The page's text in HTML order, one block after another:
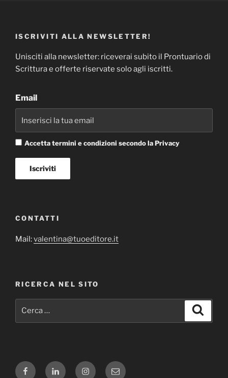
ISCRIVITI ALLA NEWSLETTER!
Unisciti alla newsletter: riceverai subito il Prontuario di
Scrittura e offerte riservate solo agli iscritti.
Email
Accetta termini e condizioni secondo la Privacy
CONTATTI
Mail:valentina@tuoeditore.it
RICERCA NEL SITO
FacebookLinkedinInstagramEmail